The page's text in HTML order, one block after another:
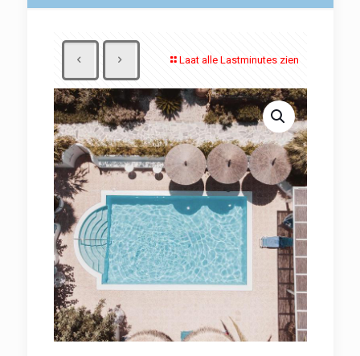
Laat alle Lastminutes zien